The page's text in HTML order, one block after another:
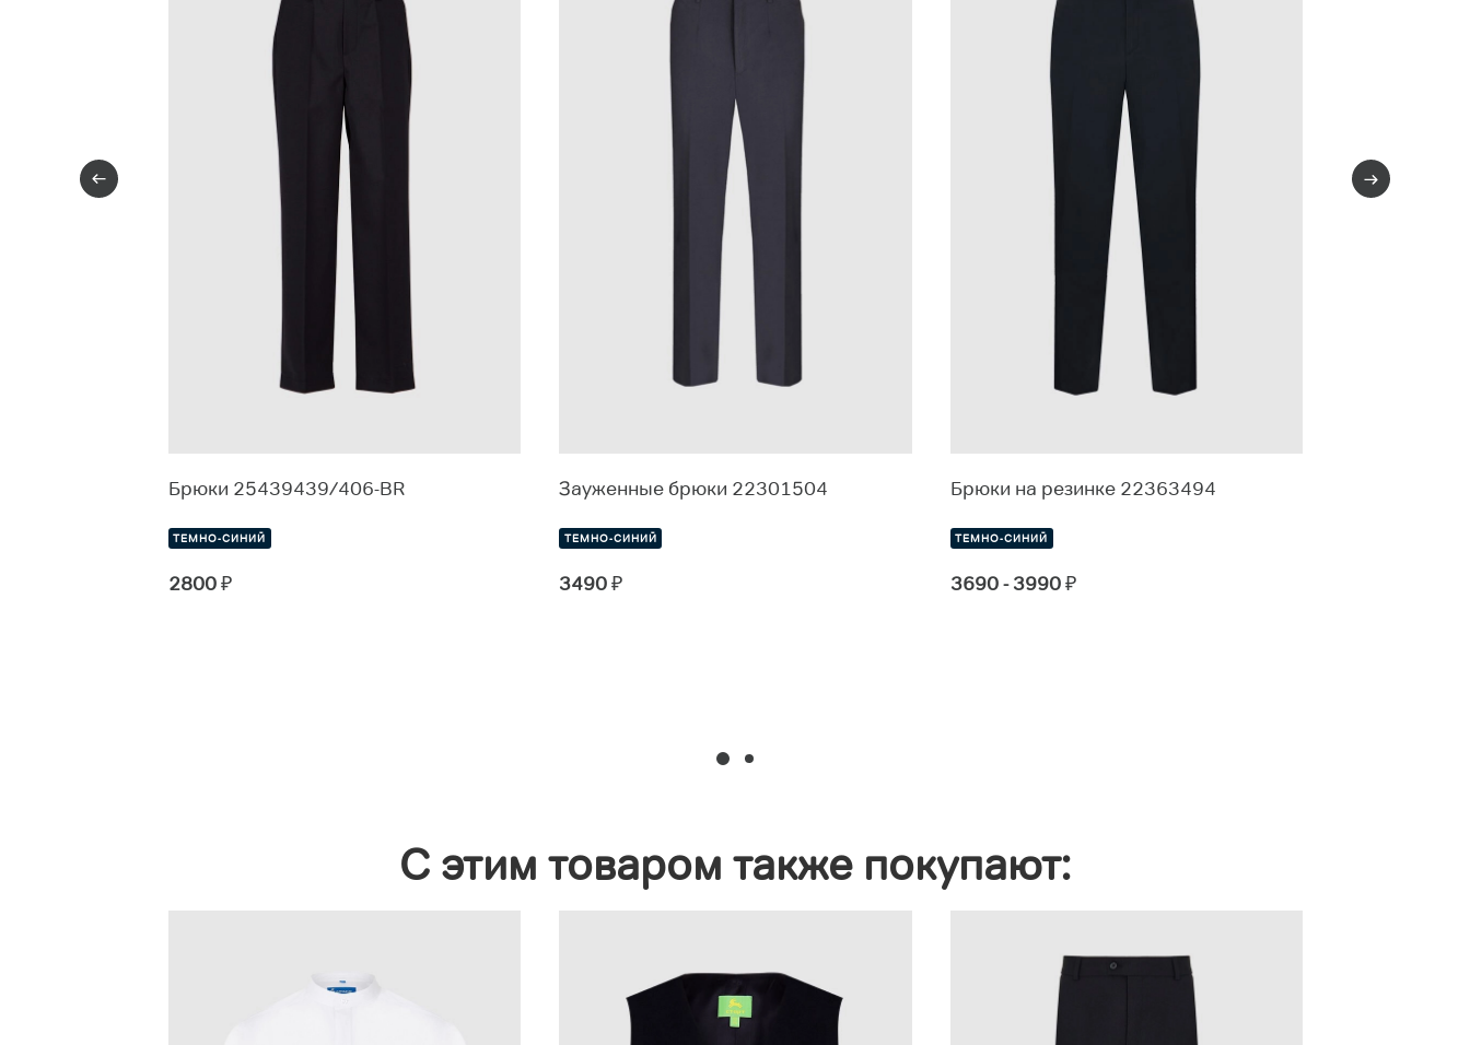
Брюки 25439439/406-BR
ТЕМНО-СИНИЙ
2800₽
Зауженные брюки 22301504
ТЕМНО-СИНИЙ
3490₽
Брюки на резинке 22363494
ТЕМНО-СИНИЙ
3690 - 3990₽
С этим товаром также покупают: